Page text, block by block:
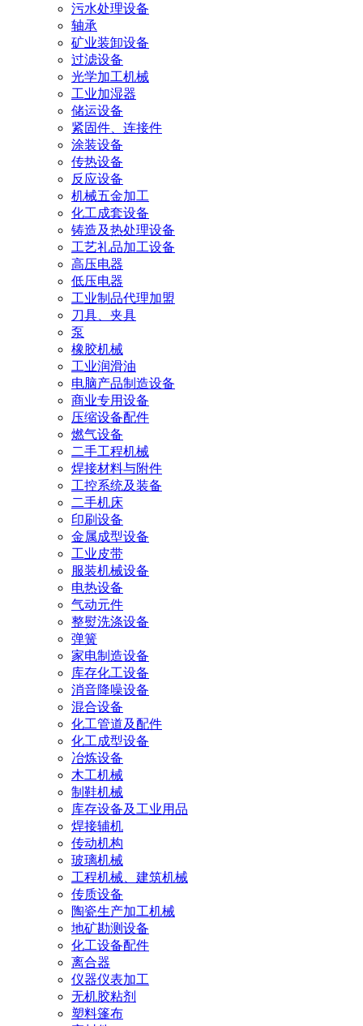
污水处理设备
轴承
矿业装卸设备
过滤设备
光学加工机械
工业加湿器
储运设备
紧固件、连接件
涂装设备
传热设备
反应设备
机械五金加工
化工成套设备
铸造及热处理设备
工艺礼品加工设备
高压电器
低压电器
工业制品代理加盟
刀具、夹具
泵
橡胶机械
工业润滑油
电脑产品制造设备
商业专用设备
压缩设备配件
燃气设备
二手工程机械
焊接材料与附件
工控系统及装备
二手机床
印刷设备
金属成型设备
工业皮带
服装机械设备
电热设备
气动元件
整熨洗涤设备
弹簧
家电制造设备
库存化工设备
消音降噪设备
混合设备
化工管道及配件
化工成型设备
冶炼设备
木工机械
制鞋机械
库存设备及工业用品
焊接辅机
传动机构
玻璃机械
工程机械、建筑机械
传质设备
陶瓷生产加工机械
地矿勘测设备
化工设备配件
离合器
仪器仪表加工
无机胶粘剂
塑料篷布